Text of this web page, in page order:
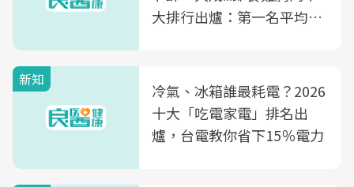
大排行出爐：第一名平均一
新知
冷氣、冰箱誰最耗電？2026
十大「吃電家電」排名出
爐，台電教你省下15％電力